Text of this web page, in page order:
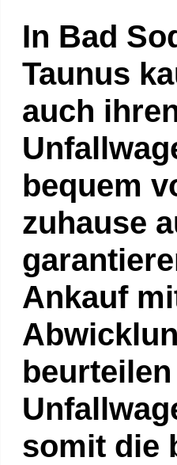
In Bad
Taunus
auch
bequem
zuhause
Ankauf
somit die